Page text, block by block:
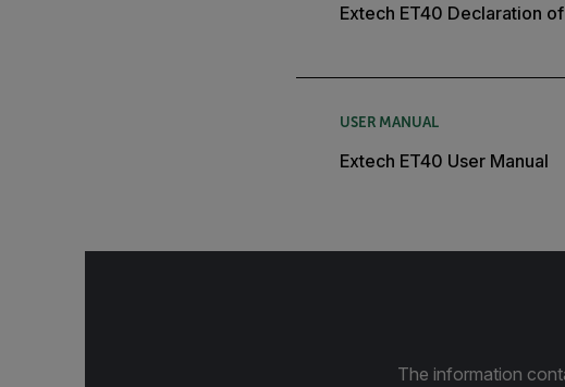
Extech ET40 Declaration
USER MANUAL
Extech ET40 User Manual
The information